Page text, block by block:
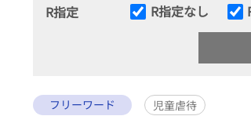
R指定
R指定なし
フリーワード
児童虐待